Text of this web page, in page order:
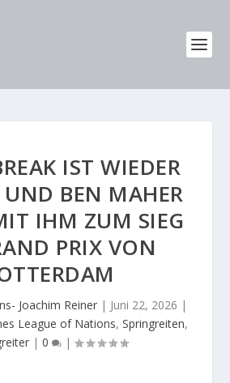
IST WIEDER
UND BEN MAHER
IHM ZUM SIEG
PRIX VON
Joachim Reiner | Juni 22, 2026 |
League of Nations, Springreiten,
| 0 |